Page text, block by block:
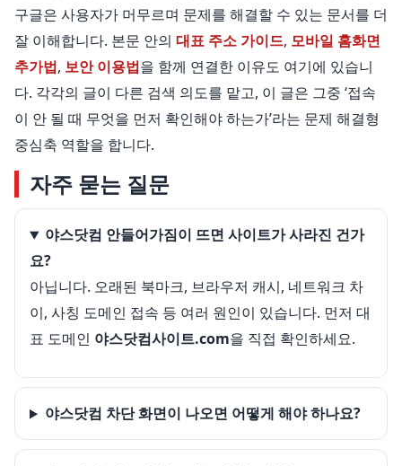
구글은 사용자가 머무르며 문제를 해결할 수 있는 문서를 더
잘 이해합니다. 본문 안의 대표 주소 가이드, 모바일 홈화면
추가법, 보안 이용법을 함께 연결한 이유도 여기에 있습니
다. 각각의 글이 다른 검색 의도를 맡고, 이 글은 그중 ‘접속
이 안 될 때 무엇을 먼저 확인해야 하는가’라는 문제 해결형
중심축 역할을 합니다.
자주 묻는 질문
야스닷컴 안들어가짐이 뜨면 사이트가 사라진 건가
요?
아닙니다. 오래된 북마크, 브라우저 캐시, 네트워크 차
이, 사칭 도메인 접속 등 여러 원인이 있습니다. 먼저 대
표 도메인 야스닷컴사이트.com을 직접 확인하세요.
야스닷컴 차단 화면이 나오면 어떻게 해야 하나요?